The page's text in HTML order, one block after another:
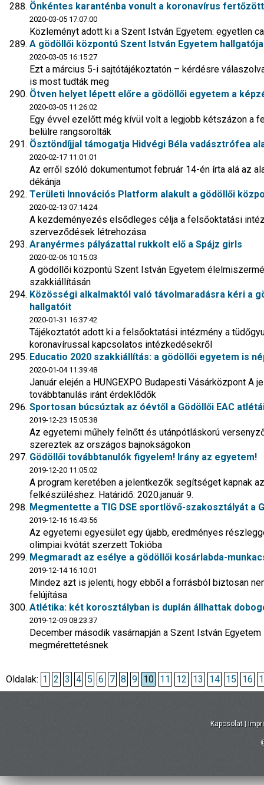
Önkéntes karanténba vonult a koronavírus
2020-03-05 17:07:00
Közleményt adott ki a Szent István Egyetem: egyetlen
A gödöllői központú Szent István Egyetem
2020-03-05 16:15:27
Ezt a március 5-i sajtótájékoztatón – kérdésre
is most tudták meg
Ötven helyet lépett előre a gödöllői egyetem a
2020-03-05 11:26:02
Egy évvel ezelőtt még kívül volt a legjobb kétszázon a
belülre rangsorolták
Ösztöndíjjal támogatja Hidvégi Béla vadásztrófea
2020-02-17 11:01:01
Az erről szóló dokumentumot február 14-én írta alá az
dékánja
Területi Innovációs Platform alakult a gödöllői
2020-02-13 07:14:24
A kezdeményezés elsődleges célja a felsőoktatási
szerveződések létrehozása
Aranyérmes pályázattal rukkolt elő a Spájz girls
2020-02-06 10:15:03
A gödöllői központú Szent István Egyetem
szakkiállításán
Közösségi alkalmaktól való távolmaradásra kéri a
hallgatóit
2020-01-31 16:37:42
Tájékoztatót adott ki a felsőoktatási intézmény a
koronavírussal kapcsolatos intézkedésekről
Educatio 2020 szakkiállítás: a gödöllői egyetem is
2020-01-04 11:39:48
Január elején a HUNGEXPO Budapesti Vásárközpont A
továbbtanulás iránt érdeklődők
Sportosan búcsúztak az óévtől a Gödöllői EAC
2019-12-23 15:05:38
Az egyetemi műhely felnőtt és utánpótláskorú
szereztek az országos bajnokságokon
Gödöllői továbbtanulók figyelem! Irány az egyetem!
2019-12-20 11:05:02
A program keretében a jelentkezők segítséget kapnak
felkészüléshez. Határidő: 2020.január 9.
Megmentette a TIG DSE sportlövő-szakosztályát a
2019-12-16 16:43:56
Az egyetemi egyesület egy újabb, eredményes
olimpiai kvótát szerzett Tokióba
Megmaradt az esélye a gödöllői kosárlabda-
2019-12-14 16:10:01
Mindez azt is jelenti, hogy ebből a forrásból biztosan
felújítása
Atlétika: két korosztályban is duplán állhattak
2019-12-09 08:23:37
December második vasárnapján a Szent István
megmérettetésnek
Oldalak: 1 2 3 4 5 6 7 8 9 10 11 12 13 14 15 16
Kapcsolat |